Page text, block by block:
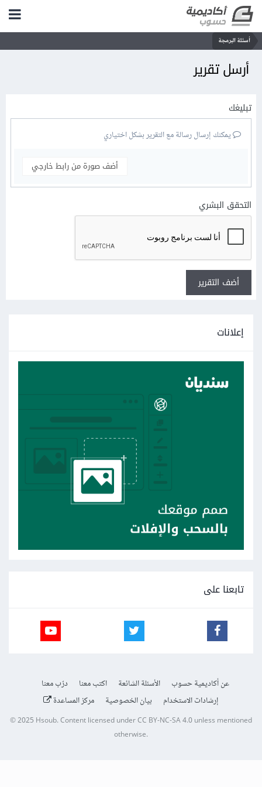
أسئلة البرمجة
أرسل تقرير
تبليغك
يمكنك إرسال رسالة مع التقرير بشكل اختياري
أضف صورة من رابط خارجي
التحقق البشري
أضف التقرير
إعلانات
تابعنا على
عن أكاديمية حسوب الأسئلة الشائعة اكتب معنا
درّب معنا
إرشادات الاستخدام
بيان الخصوصية مركز المساعدة
© 2025 Hsoub.Content licensed underCC BY-NC-SA 4.0unless mentioned
otherwise.